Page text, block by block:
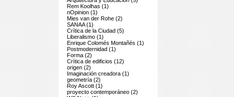
Rem Koolhas (1)
nOpinion (1)
Mies van der Rohe (2)
SANAA (1)
Crítica de la Ciudad (5)
Liberalismo (1)
Enrique Colomés Montañés (1)
Postmodernidad (1)
Forma (2)
Crítica de edificios (12)
origen (2)
Imaginación creadora (1)
geometría (2)
Roy Ascott (1)
proyecto contemporáneo (2)